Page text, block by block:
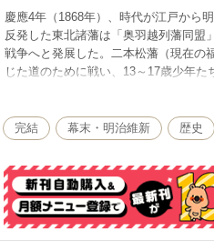
慶應4年（1868年）、時代が江戸から
反発した東北諸藩は「奥羽越列藩同盟
戦争へと発展した。二本松藩（現在の
じた道のために戦い、13～17歳少年
戦った――。大河ドラマ「八重の桜」
完結 幕末・明治維新 歴史